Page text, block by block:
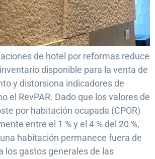
de hotel por reformas reduce
disponible para la venta de
y distorsiona indicadores de
el RevPAR. Dado que los valores de
por habitación ocupada (CPOR)
entre el 1 % y el 4 % del 20 %,
habitación permanece fuera de
los gastos generales de las